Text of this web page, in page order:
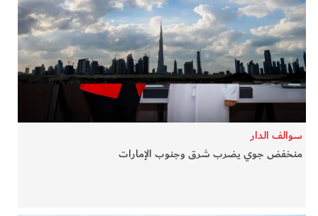
بيزنس
في المرمى
وثائقيات الخور
فن وثقافة
كوكب دبي
سوالف الدار
منخفض جوي يضرب شرق وجنوب الإمارات